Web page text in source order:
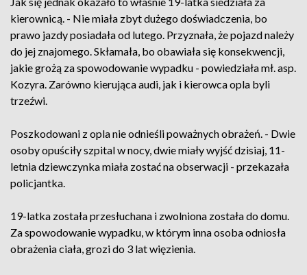
kierownicą. - Nie miała zbyt dużego doświadczenia, bo
prawo jazdy posiadała od lutego. Przyznała, że pojazd należy
do jej znajomego. Skłamała, bo obawiała się konsekwencji,
jakie grożą za spowodowanie wypadku - powiedziała mł. asp.
Kozyra. Zarówno kierująca audi, jak i kierowca opla byli
trzeźwi.
Poszkodowani z opla nie odnieśli poważnych obrażeń. - Dwie
osoby opuściły szpital w nocy, dwie miały wyjść dzisiaj, 11-
letnia dziewczynka miała zostać na obserwacji - przekazała
policjantka.
19-latka została przesłuchana i zwolniona została do domu.
Za spowodowanie wypadku, w którym inna osoba odniosła
obrażenia ciała, grozi do 3 lat więzienia.